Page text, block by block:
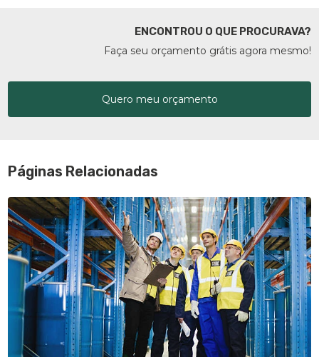
ENCONTROU O QUE PROCURAVA?
Faça seu orçamento grátis agora mesmo!
Quero meu orçamento
Páginas Relacionadas